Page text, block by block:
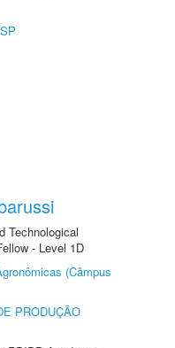
Technological
- Level 1D
(Câmpus
PRODUÇÃO